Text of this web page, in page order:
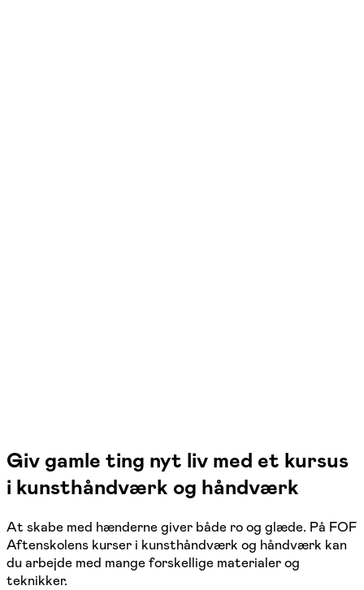
Giv gamle ting nyt liv med et kursus
i kunsthåndværk og håndværk
At skabe med hænderne giver både ro og glæde. På FOF
Aftenskolens kurser i kunsthåndværk og håndværk kan
du arbejde med mange forskellige materialer og
teknikker.